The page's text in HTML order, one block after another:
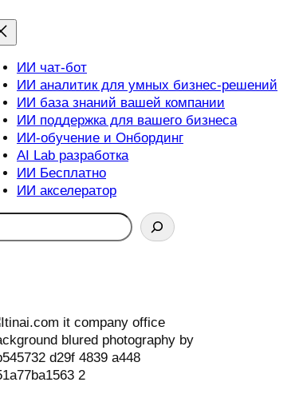
ИИ чат-бот
ИИ аналитик для умных бизнес-решений
ИИ база знаний вашей компании
ИИ поддержка для вашего бизнеса
ИИ-обучение и Онбординг
AI Lab разработка
ИИ Бесплатно
ИИ акселератор